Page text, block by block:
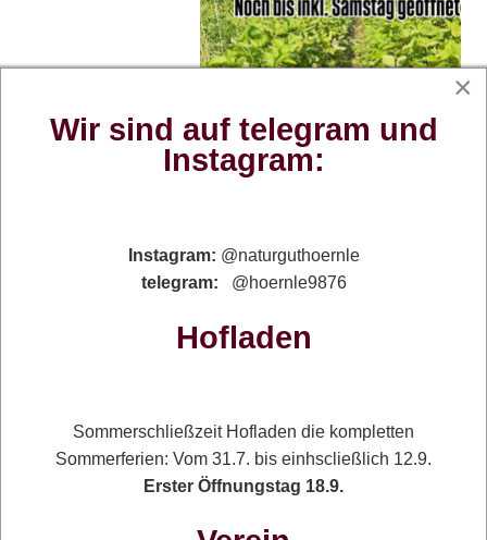
×
Wir sind auf telegram und
Instagram:
Instagram: @naturguthoernle
telegram: @hoernle9876
Hofladen
Sommerschließzeit Hofladen die kompletten
Sommerferien: Vom 31.7. bis einhscließlich 12.9.
Erster Öffnungstag 18.9.